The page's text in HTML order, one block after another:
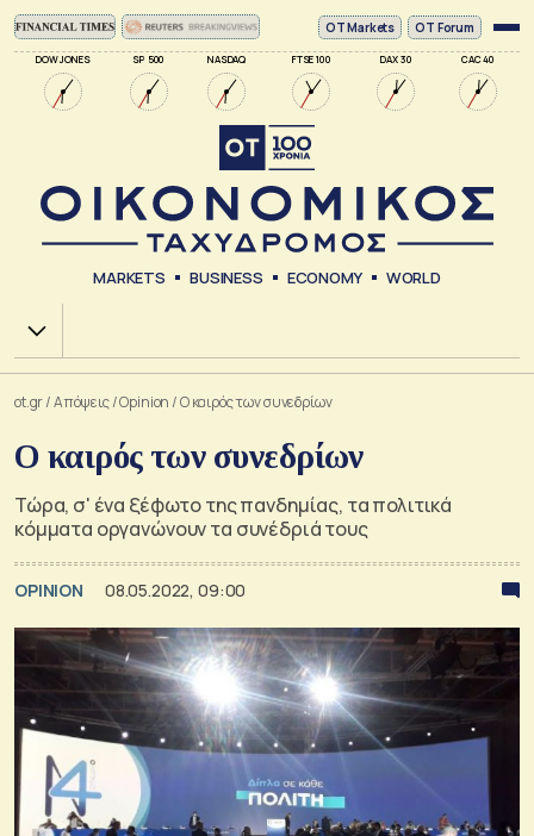
DOW JONES SP 500 NASDAQ FTSE 100 DAX 30 CAC 40
ΟΤ Markets OT Forum
MARKETS BUSINESS ECONOMY WORLD
Χ.Α.
ot.gr/Απόψεις/Opinion /Ο καιρός των συνεδρίων
Ο καιρός των συνεδρίων
Τώρα, σ' ένα ξέφωτο της πανδημίας, τα πολιτικά
κόμματα οργανώνουν τα συνέδριά τους
OPINION 08.05.2022, 09:00